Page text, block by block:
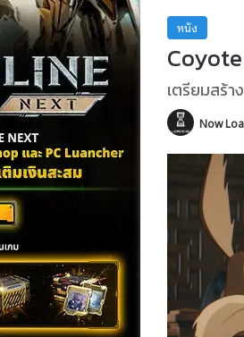
หนัง
เตรียมสร้า
Now